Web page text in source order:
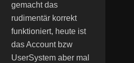
gemacht das
rudimentär korrekt
funktioniert, heute ist
das Account bzw
UserSystem aber mal